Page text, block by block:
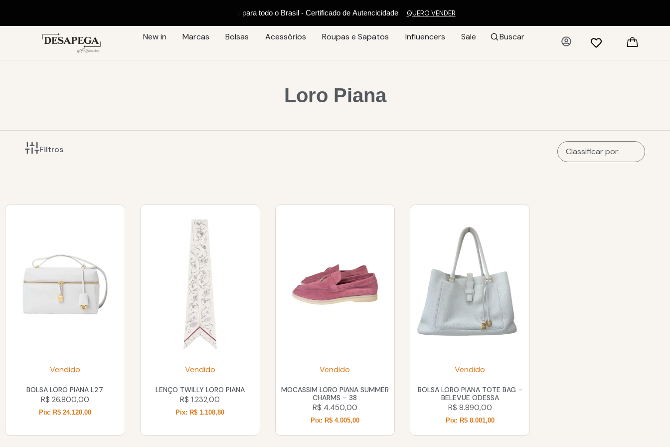
asil - Certificado de Autencicidade QUERO VENDER
New in Marcas Bolsas Acessórios Roupas e Sapatos Influencers Sale Buscar
Loro Piana
Filtros
Vendido
BOLSA LORO PIANA L27
R$ 26.800,00
Pix: R$ 24.120,00
Vendido
LENÇO TWILLY LORO PIANA
R$ 1.232,00
Pix: R$ 1.108,80
Vendido
MOCASSIM LORO PIANA SUMMER
CHARMS – 38
R$ 4.450,00
Pix: R$ 4.005,00
Vendido
BOLSA LORO PIANA TOTE BAG –
BELEVUE ODESSA
R$ 8.890,00
Pix: R$ 8.001,00